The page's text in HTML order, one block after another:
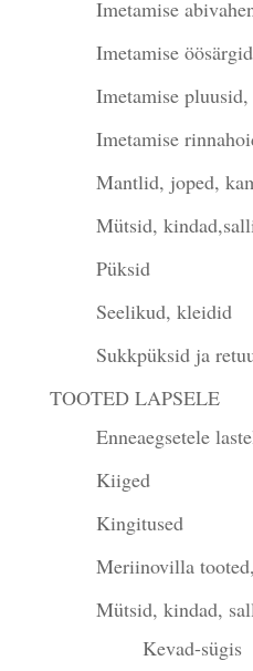
Imetamise
Imetamise
Imetamise
Imetamise
Mantlid, joped,
Mütsid,
Püksid
Seelikud, kleidid
Sukkpüksid ja
TOOTED LAPSELE
Enneaegsetele
Kiiged
Kingitused
Meriinovilla
Mütsid, kindad,
Kevad-sügis